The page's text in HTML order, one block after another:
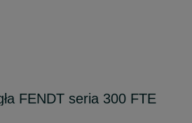
FENDT seria 300 FTE